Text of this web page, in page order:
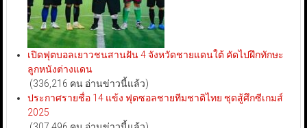
เปิดฟุตบอลเยาวชนสานฝัน 4 จังหวัดชายแดนใต้ คัดไปฝึกทักษะ
ลูกหนังต่างแดน
(336,216 คน อ่านข่าวนี้แล้ว)
ประกาศรายชื่อ 14 แข้ง ฟุตซอลชายทีมชาติไทย ชุดสู้ศึกซีเกมส์
2025